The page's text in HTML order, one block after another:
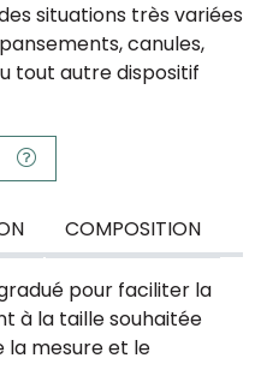
situations très variées
canules,
tout autre dispositif
COMPOSITION
pour faciliter la
à la taille souhaitée
la mesure et le